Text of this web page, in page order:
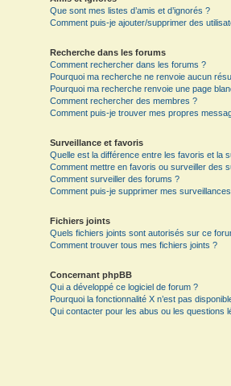
Que sont mes listes d’amis et d’ignorés ?
Comment puis-je ajouter/supprimer des
Recherche dans les forums
Comment rechercher dans les forums ?
Pourquoi ma recherche ne renvoie aucun
Pourquoi ma recherche renvoie une page
Comment rechercher des membres ?
Comment puis-je trouver mes propres
Surveillance et favoris
Quelle est la différence entre les favoris et la
Comment mettre en favoris ou surveiller des
Comment surveiller des forums ?
Comment puis-je supprimer mes
Fichiers joints
Quels fichiers joints sont autorisés sur ce
Comment trouver tous mes fichiers joints ?
Concernant phpBB
Qui a développé ce logiciel de forum ?
Pourquoi la fonctionnalité X n’est pas
Qui contacter pour les abus ou les questions